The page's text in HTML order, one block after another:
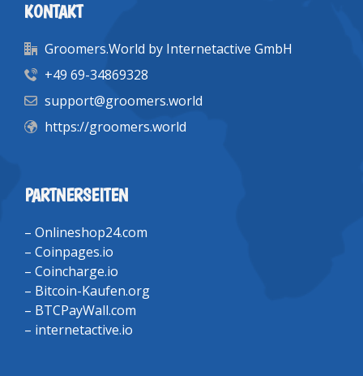
KONTAKT
Groomers.World by Internetactive GmbH
+49 69-34869328
support@groomers.world
https://groomers.world
PARTNERSEITEN
– Onlineshop24.com
– Coinpages.io
– Coincharge.io
– Bitcoin-Kaufen.org
– BTCPayWall.com
– internetactive.io